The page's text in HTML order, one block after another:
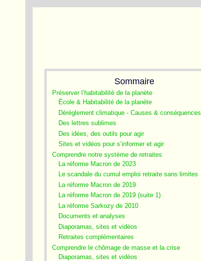
Sommaire
Préserver l’habitabilité de la planète
École & Habitabilité de la planète
Dérèglement climatique - Causes & conséquences
Des lettres sublimes
Des idées, des outils pour agir
Sites et vidéos pour s’informer et agir
Comprendre notre système de retraites
La réforme Macron de 2023
Le scandale du cumul emploi retraite sans limites
La réforme Macron de 2019
La réforme Macron de 2019 (suite 1)
La réforme Sarkozy de 2010
Documents et analyses
Diaporamas, sites et vidéos
Retraites complémentaires
Comprendre le chômage de masse et la crise
Diaporamas, sites et vidéos